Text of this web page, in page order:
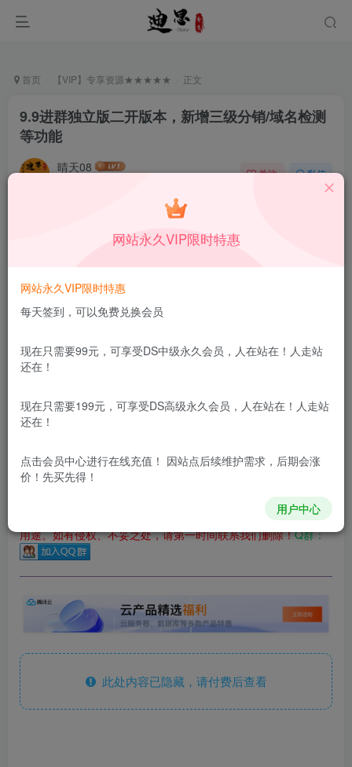
首页 【VIP】专享资源★★★★★ 正文
9.9进群独立版二开版本，新增三级分销/域名检测
等功能
晴天08 关注 私信
此内容为付费阅读，请付费后查看
￥4.99
立即购买
更新及时
极速下载 安全绿色 网盘下载
于商业用途。如有侵权、不妥之处，请第一时间联系我们删
除！
本站所有内容来自互联网收集，仅供学习和交流，请勿用于商业
用途。如有侵权、不妥之处，请第一时间联系我们删除！Q群：
此处内容已隐藏，请付费后查看
网站永久VIP限时特惠
网站永久VIP限时特惠
每天签到，可以免费兑换会员
现在只需要99元，可享受DS中级永久会员，人在站在！人走站
还在！
现在只需要199元，可享受DS高级永久会员，人在站在！人走站
还在！
点击会员中心进行在线充值！ 因站点后续维护需求，后期会涨
价！先买先得！
用户中心